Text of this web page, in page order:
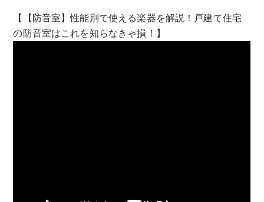
【【防音室】性能別で使える楽器を解説！戸建て住宅
の防音室はこれを知らなきゃ損！】